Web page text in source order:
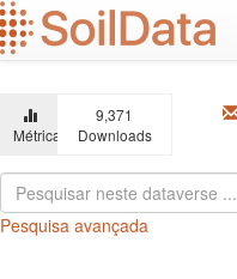
Ir
para
o
principal
Métricas
9,371
Downloads
Pesquisa avançada